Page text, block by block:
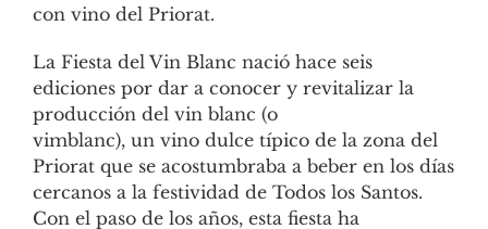
con vino del Priorat.
La Fiesta del Vin Blanc nació hace seis
ediciones por dar a conocer y revitalizar la
producción del vin blanc (o
vimblanc), un vino dulce típico de la zona del
Priorat que se acostumbraba a beber en los días
cercanos a la festividad de Todos los Santos.
Con el paso de los años, esta fiesta ha